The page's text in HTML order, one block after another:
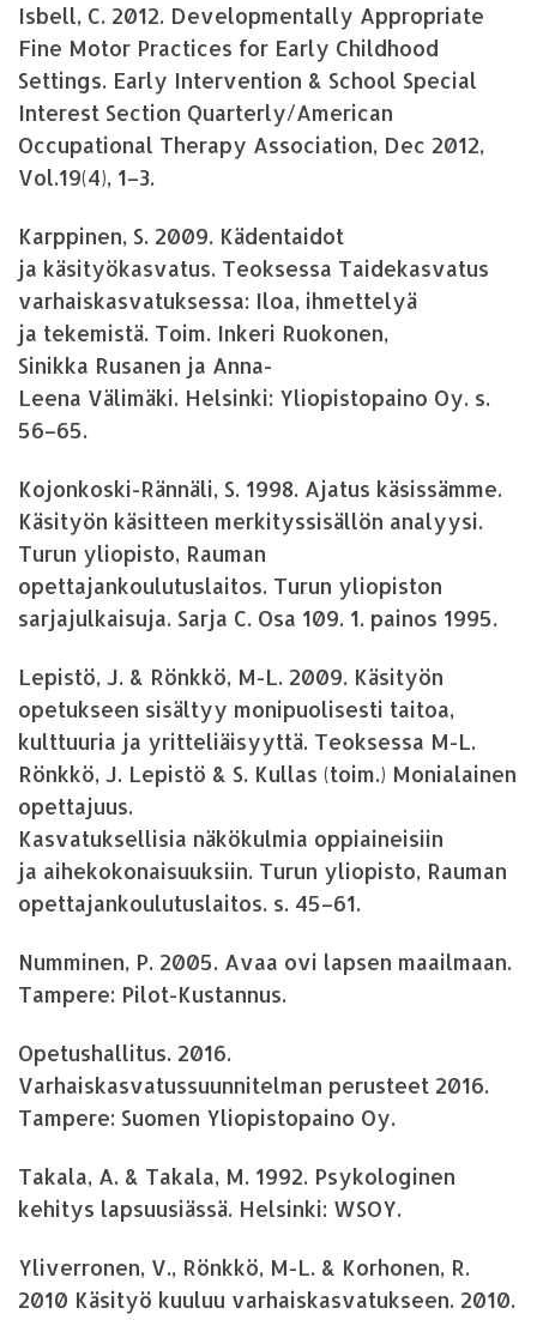
Isbell, C. 2012. Developmentally Appropriate
Fine Motor Practices for Early Childhood
Settings. Early Intervention & School Special
Interest Section Quarterly/American
Occupational Therapy Association, Dec 2012,
Vol.19(4), 1–3.
Karppinen, S. 2009. Kädentaidot
ja käsityökasvatus. Teoksessa Taidekasvatus
varhaiskasvatuksessa: Iloa, ihmettelyä
ja tekemistä. Toim. Inkeri Ruokonen,
Sinikka Rusanen ja Anna-
Leena Välimäki. Helsinki: Yliopistopaino Oy. s.
56–65.
Kojonkoski-Rännäli, S. 1998. Ajatus käsissämme.
Käsityön käsitteen merkityssisällön analyysi.
Turun yliopisto, Rauman
opettajankoulutuslaitos. Turun yliopiston
sarjajulkaisuja. Sarja C. Osa 109. 1. painos 1995.
Lepistö, J. & Rönkkö, M-L. 2009. Käsityön
opetukseen sisältyy monipuolisesti taitoa,
kulttuuria ja yritteliäisyyttä. Teoksessa M-L.
Rönkkö, J. Lepistö & S. Kullas (toim.) Monialainen
opettajuus.
Kasvatuksellisia näkökulmia oppiaineisiin
ja aihekokonaisuuksiin. Turun yliopisto, Rauman
opettajankoulutuslaitos. s. 45–61.
Numminen, P. 2005. Avaa ovi lapsen maailmaan.
Tampere: Pilot-Kustannus.
Opetushallitus. 2016.
Varhaiskasvatussuunnitelman perusteet 2016.
Tampere: Suomen Yliopistopaino Oy.
Takala, A. & Takala, M. 1992. Psykologinen
kehitys lapsuusiässä. Helsinki: WSOY.
Yliverronen, V., Rönkkö, M-L. & Korhonen, R.
2010 Käsityö kuuluu varhaiskasvatukseen. 2010.